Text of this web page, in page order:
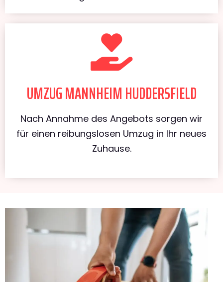
UMZUG MANNHEIM HUDDERSFIELD
Nach Annahme des Angebots sorgen wir
für einen reibungslosen Umzug in Ihr neues
Zuhause.